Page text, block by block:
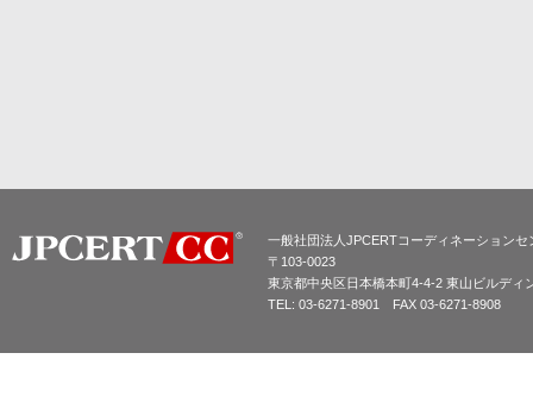
一般社団法人JPCERTコーディネーションセ
〒103-0023
東京都中央区日本橋本町4-4-2 東山ビルディ
TEL: 03-6271-8901 FAX 03-6271-8908